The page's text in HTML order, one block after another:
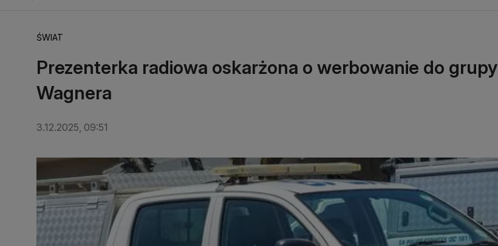
ŚWIAT
Prezenterka radiowa oskarżona o werbowanie do grupy
Wagnera
3.12.2025, 09:51